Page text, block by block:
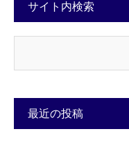
サイト内検索
最近の投稿